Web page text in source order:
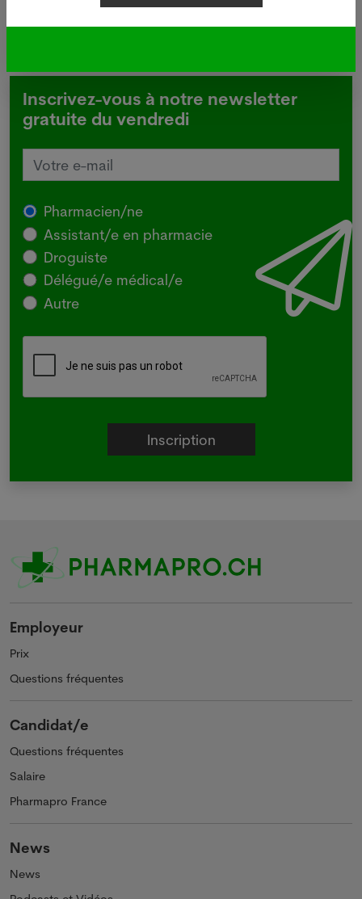
Inscrivez-vous à notre newsletter
gratuite du vendredi
Pharmacien/ne
Assistant/e en pharmacie
Droguiste
Délégué/e médical/e
Autre
Employeur
Prix
Questions fréquentes
Candidat/e
Questions fréquentes
Salaire
Pharmapro France
News
News